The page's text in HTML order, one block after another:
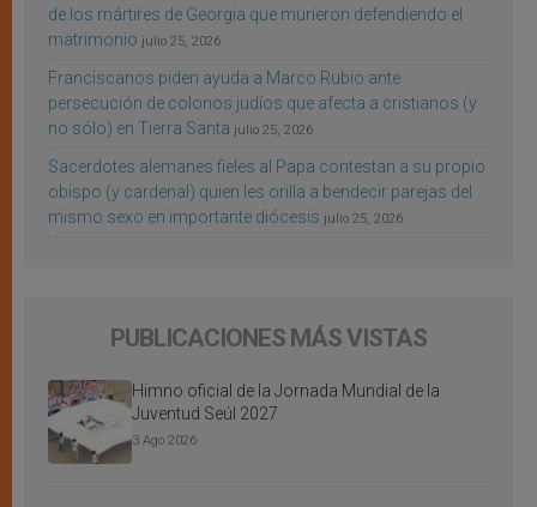
de los mártires de Georgia que murieron defendiendo el
matrimonio julio 25, 2026
Franciscanos piden ayuda a Marco Rubio ante
persecución de colonos judíos que afecta a cristianos (y
no sólo) en Tierra Santa julio 25, 2026
Sacerdotes alemanes fieles al Papa contestan a su propio
obispo (y cardenal) quien les orilla a bendecir parejas del
mismo sexo en importante diócesis julio 25, 2026
PUBLICACIONES MÁS VISTAS
Himno oficial de la Jornada Mundial de la
Juventud Seúl 2027
3 Ago 2026